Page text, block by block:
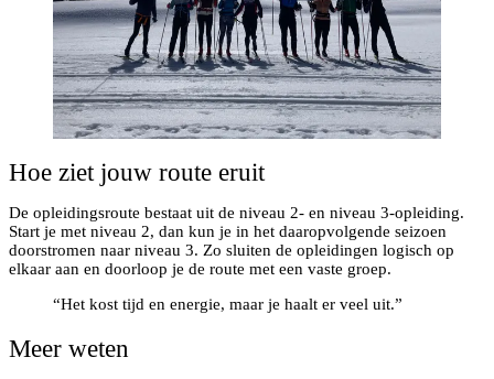
Hoe ziet jouw route eruit
De opleidingsroute bestaat uit de niveau 2- en niveau 3-opleiding.
Start je met niveau 2, dan kun je in het daaropvolgende seizoen
doorstromen naar niveau 3. Zo sluiten de opleidingen logisch op
elkaar aan en doorloop je de route met een vaste groep.
“Het kost tijd en energie, maar je haalt er veel uit.”
Meer weten